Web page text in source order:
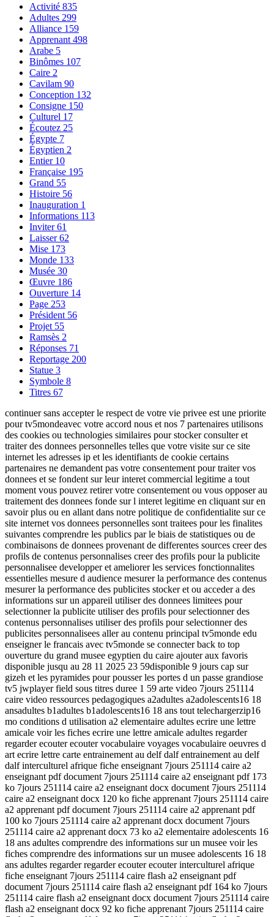
Activité 835
Adultes 299
Alliance 159
Apprenant 498
Arabe 5
Binômes 107
Caire 2
Cavilam 90
Conception 132
Consigne 150
Culturel 17
Écoutez 25
Égypte 7
Égyptien 2
Entier 10
Française 195
Grand 55
Histoire 56
Inauguration 1
Informations 113
Inviter61
Laisser62
Mise 173
Monde 133
Musée 30
Œuvre 186
Ouverture 14
Page 253
Président 56
Projet 55
Ramsès 2
Réponses 71
Reportage 200
Statue 3
Symbole 8
Titres 67
continuer sans accepter le respect de votre vie privee est une priorite
pour tv5mondeavec votre accord nous et nos 7 partenaires utilisons
des cookies ou technologies similaires pour stocker consulter et
traiter des donnees personnelles telles que votre visite sur ce site
internet les adresses ip et les identifiants de cookie certains
partenaires ne demandent pas votre consentement pour traiter vos
donnees et se fondent sur leur interet commercial legitime a tout
moment vous pouvez retirer votre consentement ou vous opposer au
traitement des donnees fonde sur l interet legitime en cliquant sur en
savoir plus ou en allant dans notre politique de confidentialite sur ce
site internet vos donnees personnelles sont traitees pour les finalites
suivantes comprendre les publics par le biais de statistiques ou de
combinaisons de donnees provenant de differentes sources creer des
profils de contenus personnalises creer des profils pour la publicite
personnalisee developper et ameliorer les services fonctionnalites
essentielles mesure d audience mesurer la performance des contenus
mesurer la performance des publicites stocker et ou acceder a des
informations sur un appareil utiliser des donnees limitees pour
selectionner la publicite utiliser des profils pour selectionner des
contenus personnalises utiliser des profils pour selectionner des
publicites personnalisees aller au contenu principal tv5monde edu
enseigner le francais avec tv5monde se connecter back to top
ouverture du grand musee egyptien du caire ajouter aux favoris
disponible jusqu au 28 11 2025 23 59disponible 9 jours cap sur
gizeh et les pyramides pour pousser les portes d un passe grandiose
tv5 jwplayer field sous titres duree 1 59 arte video 7jours 251114
caire video ressources pedagogiques a2adultes a2adolescents16 18
ansadultes b1adultes b1adolescents16 18 ans tout telechargerzip16
mo conditions d utilisation a2 elementaire adultes ecrire une lettre
amicale voir les fiches ecrire une lettre amicale adultes regarder
regarder ecouter ecouter vocabulaire voyages vocabulaire oeuvres d
art ecrire lettre carte entrainement au delf dalf entrainement au delf
dalf interculturel afrique fiche enseignant 7jours 251114 caire a2
enseignant pdf document 7jours 251114 caire a2 enseignant pdf 173
ko 7jours 251114 caire a2 enseignant docx document 7jours 251114
caire a2 enseignant docx 120 ko fiche apprenant 7jours 251114 caire
a2 apprenant pdf document 7jours 251114 caire a2 apprenant pdf
100 ko 7jours 251114 caire a2 apprenant docx document 7jours
251114 caire a2 apprenant docx 73 ko a2 elementaire adolescents 16
18 ans adultes comprendre des informations sur un musee voir les
fiches comprendre des informations sur un musee adolescents 16 18
ans adultes regarder regarder ecouter ecouter interculturel afrique
fiche enseignant 7jours 251114 caire flash a2 enseignant pdf
document 7jours 251114 caire flash a2 enseignant pdf 164 ko 7jours
251114 caire flash a2 enseignant docx document 7jours 251114 caire
flash a2 enseignant docx 92 ko fiche apprenant 7jours 251114 caire